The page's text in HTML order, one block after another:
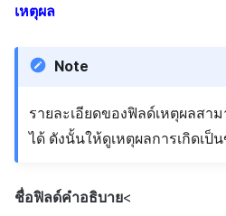
เหตุผล
Note
รายละเอียดของฟิลด์เหตุผลสา
ได้ ดังนั้นให้ดูเหตุผลการเกิดเป็
ชื่อฟิลด์คำอธิบาย<